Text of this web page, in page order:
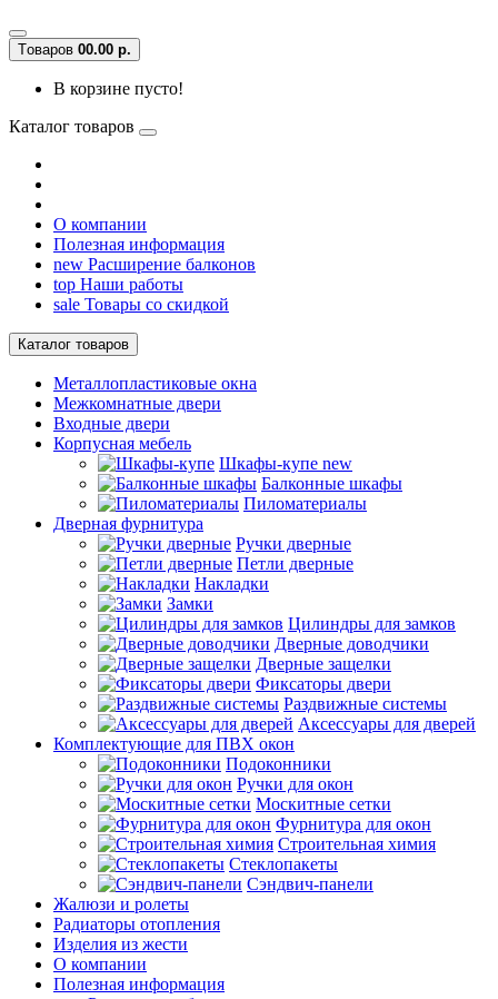
Tоваров 00.00 р.
В корзине пусто!
Каталог товаров
О компании
Полезная информация
new Расширение балконов
top Наши работы
sale Товары со скидкой
Каталог товаров
Металлопластиковые окна
Межкомнатные двери
Входные двери
Корпусная мебель
Шкафы-купе new
Балконные шкафы
Пиломатериалы
Дверная фурнитура
Ручки дверные
Петли дверные
Накладки
Замки
Цилиндры для замков
Дверные доводчики
Дверные защелки
Фиксаторы двери
Раздвижные системы
Аксессуары для дверей
Комплектующие для ПВХ окон
Подоконники
Ручки для окон
Москитные сетки
Фурнитура для окон
Строительная химия
Стеклопакеты
Сэндвич-панели
Жалюзи и ролеты
Радиаторы отопления
Изделия из жести
О компании
Полезная информация